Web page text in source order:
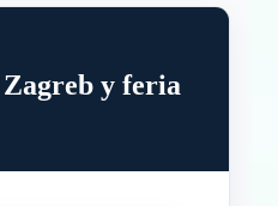
y feria